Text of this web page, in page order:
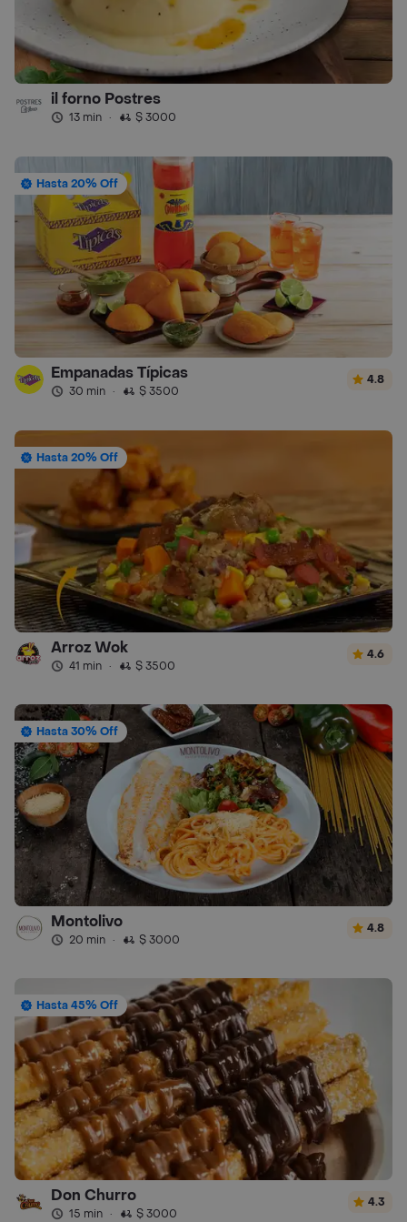
il forno Postres
13 min · $ 3000
Hasta 20% Off
Empanadas Típicas
30 min · $ 3500
4.8
Hasta 20% Off
Arroz Wok
41 min · $ 3500
4.6
Hasta 30% Off
Montolivo
20 min · $ 3000
4.8
Hasta 45% Off
Don Churro
15 min · $ 3000
4.3